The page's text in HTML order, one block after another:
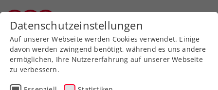
Aktuelle News
Datenschutzeinstellungen
Auf unserer Webseite werden Cookies verwendet. Einige
davon werden zwingend benötigt, während es uns andere
ermöglichen, Ihre Nutzererfahrung auf unserer Webseite
zu verbessern.